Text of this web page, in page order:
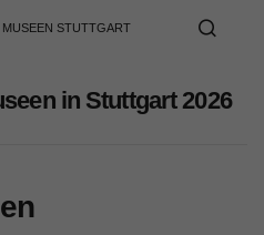
STUTTGART
in Stuttgart 2026